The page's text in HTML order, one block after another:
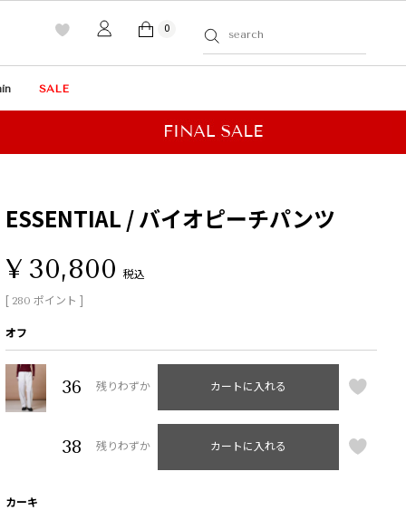
0
SALE
ESSENTIAL / バイオピーチパンツ
¥ 30,800 税込
[ 280 ポイント ]
オフ
36 残りわずか カートに入れる
38 残りわずか カートに入れる
カーキ